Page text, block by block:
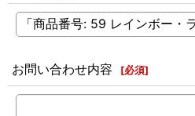
お問い合わせ内容 [必須]